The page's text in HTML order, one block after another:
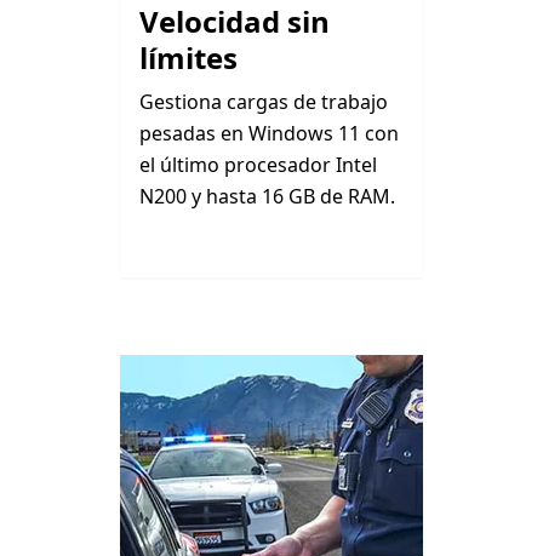
Velocidad sin
límites
Gestiona cargas de trabajo
pesadas en Windows 11 con
el último procesador Intel
N200 y hasta 16 GB de RAM.